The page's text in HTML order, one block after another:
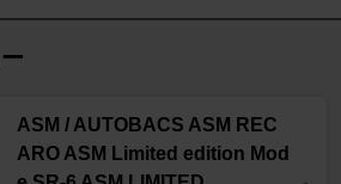
ASM / AUTOBACS ASM REC
ARO ASM Limited edition Mod